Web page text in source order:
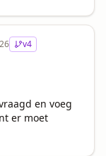
v4
en voeg
er moet